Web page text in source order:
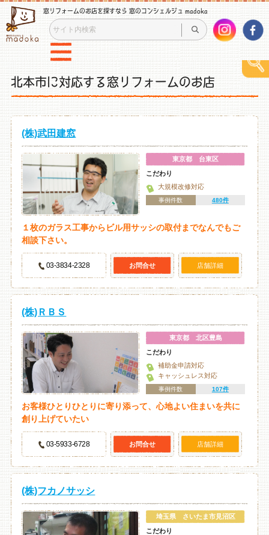
窓リフォームのお店を探すなら 窓のコンシェルジュ madoka
北本市に対応する窓リフォームのお店
(株)武田建窓
東京都 台東区
こだわり
大規模改修対応
事例件数 480件
１枚のガラス工事からビル用サッシの取付までなんでもご
相談下さい。
03-3834-2328 お問合せ 店舗詳細
(株)ＲＢＳ
東京都 北区豊島
こだわり
補助金申請対応
キャッシュレス対応
事例件数 107件
お客様ひとりひとりに寄り添って、心地よい住まいを共に
創り上げていたい
03-5933-6728 お問合せ 店舗詳細
(株)フカノサッシ
埼玉県 さいたま市見沼区
こだわり